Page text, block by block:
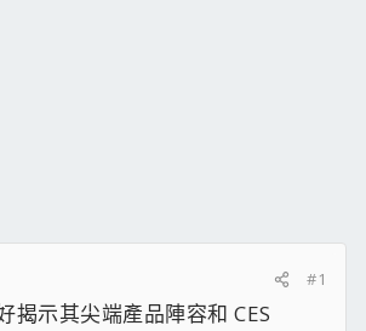
#1
示其尖端產品陣容和 CES